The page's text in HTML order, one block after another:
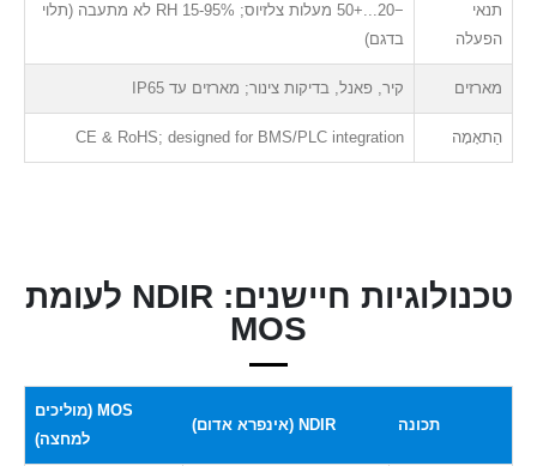
תנאי
הפעלה
−20...+50 מעלות צלזיוס; 15-95% RH לא מתעבה (תלוי
בדגם)
מארזים קיר, פאנל, בדיקות צינור; מארזים עד IP65
הַתאָמָה CE & RoHS; designed for BMS/PLC integration
טכנולוגיות חיישנים: NDIR לעומת
MOS
תכונה NDIR (אינפרא אדום)
MOS (מוליכים
למחצה)